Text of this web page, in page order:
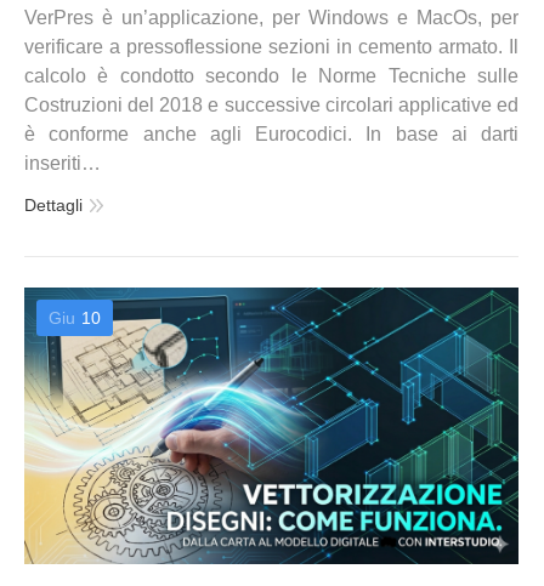
VerPres è un’applicazione, per Windows e MacOs, per
verificare a pressoflessione sezioni in cemento armato. Il
calcolo è condotto secondo le Norme Tecniche sulle
Costruzioni del 2018 e successive circolari applicative ed
è conforme anche agli Eurocodici. In base ai darti
inseriti…
Dettagli
Giu 10